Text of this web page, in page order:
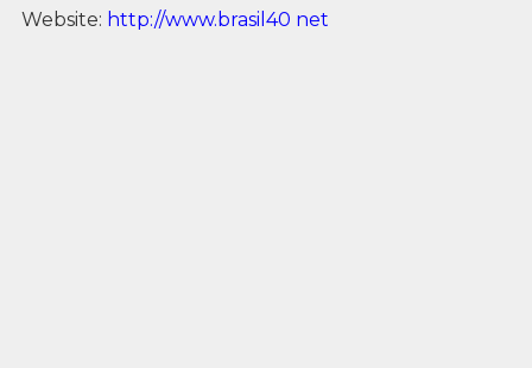
Website: http://www.brasil40 net